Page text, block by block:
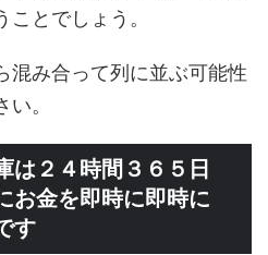
とでしょう。
混み合って列に並ぶ可能性
。
は２４時間３６５日
お金を即時に即時に
す